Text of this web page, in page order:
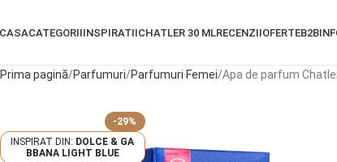
CATEGORIIINSPIRATIICHATLER 30 MLRECENZIIOFERTEB2B
Prima pagină Parfumuri Parfumuri Femei Apa de parfum
-29%
DOLCE & GA
BBANA LIGHT BLUE